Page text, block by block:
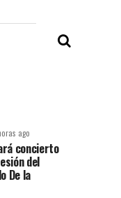
ago
concierto
del
De la